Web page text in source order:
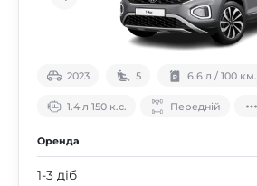
2023 5 6.6 л / 100 км.
1.4 л 150 к.с. Передній
Оренда
1-3 діб